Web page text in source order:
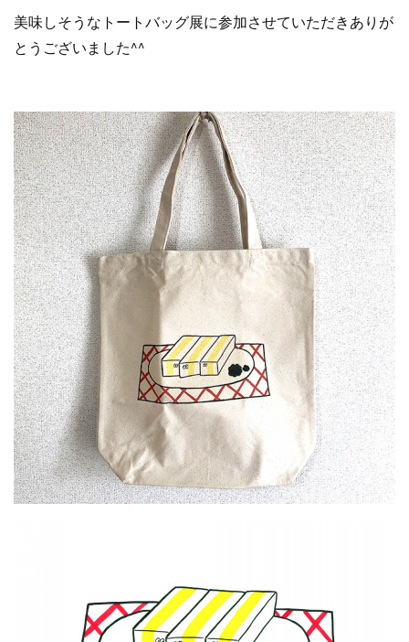
美味しそうなトートバッグ展に参加させていただきありが
とうございました^^